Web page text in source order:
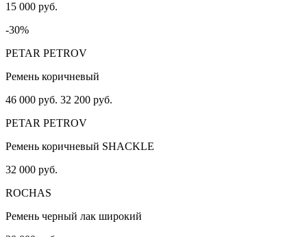
15 000 руб.
-30%
PETAR PETROV
Ремень коричневый
46 000 руб. 32 200 руб.
PETAR PETROV
Ремень коричневый SHACKLE
32 000 руб.
ROCHAS
Ремень черный лак широкий